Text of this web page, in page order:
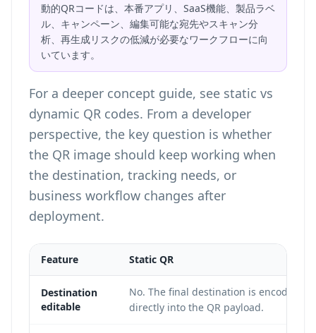
動的QRコードは、本番アプリ、SaaS機能、製品ラベ
ル、キャンペーン、編集可能な宛先やスキャン分
析、再生成リスクの低減が必要なワークフローに向
いています。
For a deeper concept guide, see static vs
dynamic QR codes. From a developer
perspective, the key question is whether
the QR image should keep working when
the destination, tracking needs, or
business workflow changes after
deployment.
Feature Static QR
Destination
editable
No. The final destination is encoded
directly into the QR payload.